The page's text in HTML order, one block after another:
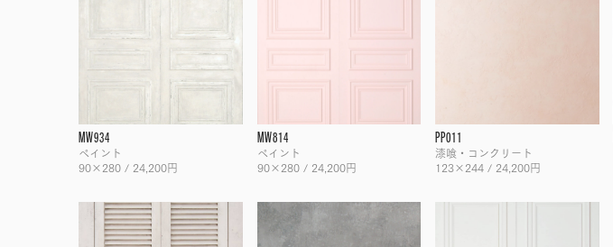
MW934
ペイント
90×280 / 24,200円
MW814
ペイント
90×280 / 24,200円
PP011
漆喰・コンクリート
123×244 / 24,200円